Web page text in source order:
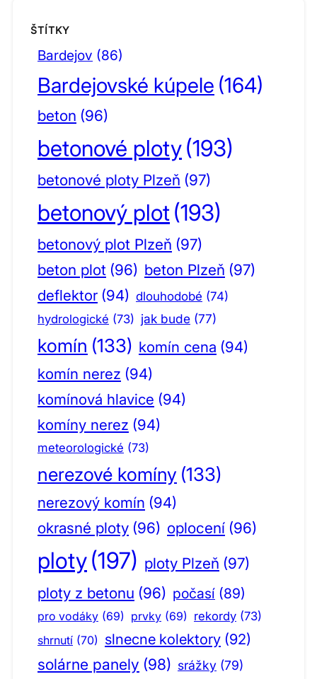
ŠTÍTKY
Bardejov (86)
Bardejovské kúpele (164)
beton (96)
betonové ploty(193)
betonové ploty Plzeň (97)
betonový plot (193)
betonový plot Plzeň (97)
beton plot (96) beton Plzeň (97)
deflektor (94) dlouhodobé (74)
hydrologické (73) jak bude (77)
komín (133) komín cena (94)
komín nerez (94)
komínová hlavice (94)
komíny nerez (94)
meteorologické (73)
nerezové komíny (133)
nerezový komín (94)
okrasné ploty (96) oplocení (96)
ploty(197) ploty Plzeň (97)
ploty z betonu (96) počasí (89)
pro vodáky (69) prvky (69) rekordy (73)
shrnutí (70) slnecne kolektory (92)
solárne panely (98) srážky (79)